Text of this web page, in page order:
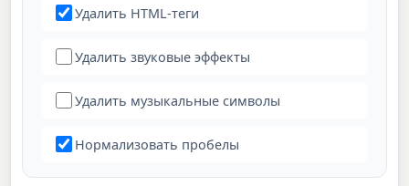
Удалить HTML-теги
Удалить звуковые эффекты
Удалить музыкальные символы
Нормализовать пробелы